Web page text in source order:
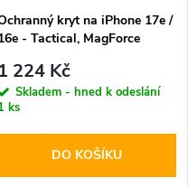
kryt na iPhone 17e /
- Tactical, MagForce
1 224 Kč
Skladem - hned k odeslání
ks
DO KOŠÍKU